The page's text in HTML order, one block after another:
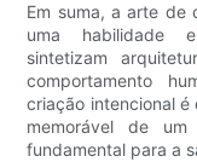
Em suma, a arte de
uma habilidade
sintetizam
comportamento
criação intencional
memorável de
fundamental para a